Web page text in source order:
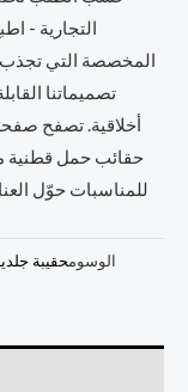
التجارية -
المخصصة التي تجذب
أخلاقية. تصفح
حقائب حمل قطنية
للمناسبات حوّل
الوسومحقيبة